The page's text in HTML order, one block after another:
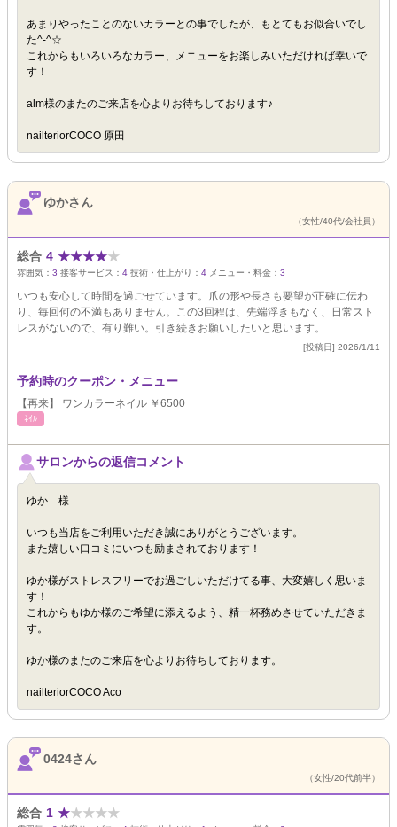
あまりやったことのないカラーとの事でしたが、もとてもお似合いでし
た^-^☆
これからもいろいろなカラー、メニューをお楽しみいただければ幸いで
す！
alm様のまたのご来店を心よりお待ちしております♪
nailteriorCOCO 原田
ゆかさん
（女性/40代/会社員）
総合 4 ★★★★★
雰囲気： 3 接客サービス： 4 技術・仕上がり： 4 メニュー・料金： 3
いつも安心して時間を過ごせています。爪の形や長さも要望が正確に伝わ
り、毎回何の不満もありません。この3回程は、先端浮きもなく、日常スト
レスがないので、有り難い。引き続きお願いしたいと思います。
[投稿日] 2026/1/11
予約時のクーポン・メニュー
【再来】 ワンカラーネイル ￥6500
ﾈｲﾙ
サロンからの返信コメント
ゆか 様
いつも当店をご利用いただき誠にありがとうございます。
また嬉しい口コミにいつも励まされております！
ゆか様がストレスフリーでお過ごしいただけてる事、大変嬉しく思いま
す！
これからもゆか様のご希望に添えるよう、精一杯務めさせていただきま
す。
ゆか様のまたのご来店を心よりお待ちしております。
nailteriorCOCO Aco
0424さん
（女性/20代前半）
総合 1 ★★★★★